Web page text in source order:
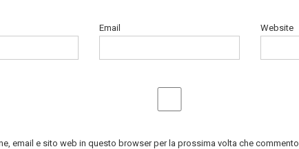
Email Website
email e sito web in questo browser per la prossima volta che commento.